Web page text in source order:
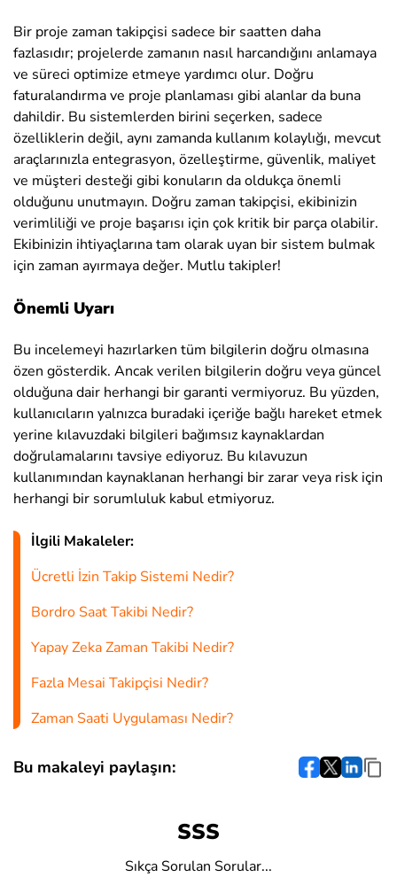
Bir proje zaman takipçisi sadece bir saatten daha
fazlasıdır; projelerde zamanın nasıl harcandığını anlamaya
ve süreci optimize etmeye yardımcı olur. Doğru
faturalandırma ve proje planlaması gibi alanlar da buna
dahildir. Bu sistemlerden birini seçerken, sadece
özelliklerin değil, aynı zamanda kullanım kolaylığı, mevcut
araçlarınızla entegrasyon, özelleştirme, güvenlik, maliyet
ve müşteri desteği gibi konuların da oldukça önemli
olduğunu unutmayın. Doğru zaman takipçisi, ekibinizin
verimliliği ve proje başarısı için çok kritik bir parça olabilir.
Ekibinizin ihtiyaçlarına tam olarak uyan bir sistem bulmak
için zaman ayırmaya değer. Mutlu takipler!
Önemli Uyarı
Bu incelemeyi hazırlarken tüm bilgilerin doğru olmasına
özen gösterdik. Ancak verilen bilgilerin doğru veya güncel
olduğuna dair herhangi bir garanti vermiyoruz. Bu yüzden,
kullanıcıların yalnızca buradaki içeriğe bağlı hareket etmek
yerine kılavuzdaki bilgileri bağımsız kaynaklardan
doğrulamalarını tavsiye ediyoruz. Bu kılavuzun
kullanımından kaynaklanan herhangi bir zarar veya risk için
herhangi bir sorumluluk kabul etmiyoruz.
İlgili Makaleler:
Ücretli İzin Takip Sistemi Nedir?
Bordro Saat Takibi Nedir?
Yapay Zeka Zaman Takibi Nedir?
Fazla Mesai Takipçisi Nedir?
Zaman Saati Uygulaması Nedir?
Bu makaleyi paylaşın:
SSS
Sıkça Sorulan Sorular...